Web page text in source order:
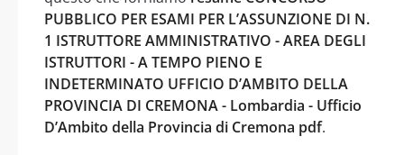
PUBBLICO PER ESAMI PER L’ASSUNZIONE DI N.
1 ISTRUTTORE AMMINISTRATIVO - AREA DEGLI
ISTRUTTORI - A TEMPO PIENO E
INDETERMINATO UFFICIO D’AMBITO DELLA
PROVINCIA DI CREMONA - Lombardia - Ufficio
D’Ambito della Provincia di Cremona pdf.